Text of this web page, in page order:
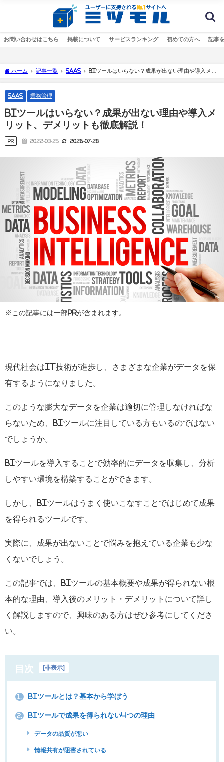
お問い合わせはこちら 掲載について サービスランキング 初めての方へ 記事
ホーム 記事一覧 SaaS
BIツールはいらない？成果が出ない理由や導入メリ
SaaS 業務管理
BIツールはいらない？成果が出ない理由や導入メ
リット、デメリットも徹底解説！
PR 2022-03-25 2026-07-28
※この記事には一部PRが含まれます。
現代社会はIT技術が進歩し、さまざまな企業がデータを保
有するようになりました。
このような膨大なデータを企業は適切に管理しなければな
らないため、
BIツールに注目している方もいるのではない
でしょうか。
BIツールを導入することで効率的にデータを収集し、分析
しやすい環境を構築することができます。
しかし、 BIツールはうまく使いこなすことではじめて成果
を得られるツールです。
実際に、成果が出ないことで悩みを抱えている企業も少な
くないでしょう。
この記事では、 BIツールの基本概要や成果が得られない根
本的な理由、導入後のメリット・デメリットについて詳し
く解説しますので、興味のある方はぜひ参考にしてくださ
い。
目次 [非表示]
1. BIツールとは？基本から学ぼう
2. BIツールで成果を得られない4つの理由
データの品質が悪い
情報共有が阻害されている